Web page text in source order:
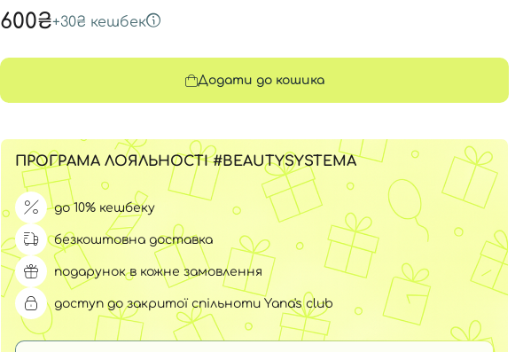
600₴+30₴ кешбек
Додати до кошика
ПРОГРАМА ЛОЯЛЬНОСТІ #BEAUTYSYSTEMA
до 10% кешбеку
безкоштовна доставка
подарунок в кожне замовлення
доступ до закритої спільноти Yana's club